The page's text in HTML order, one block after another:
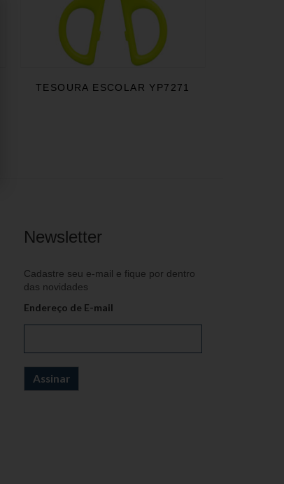
TESOURA ESCOLAR YP7271
Newsletter
Cadastre seu e-mail e fique por dentro
das novidades
Endereço de E-mail